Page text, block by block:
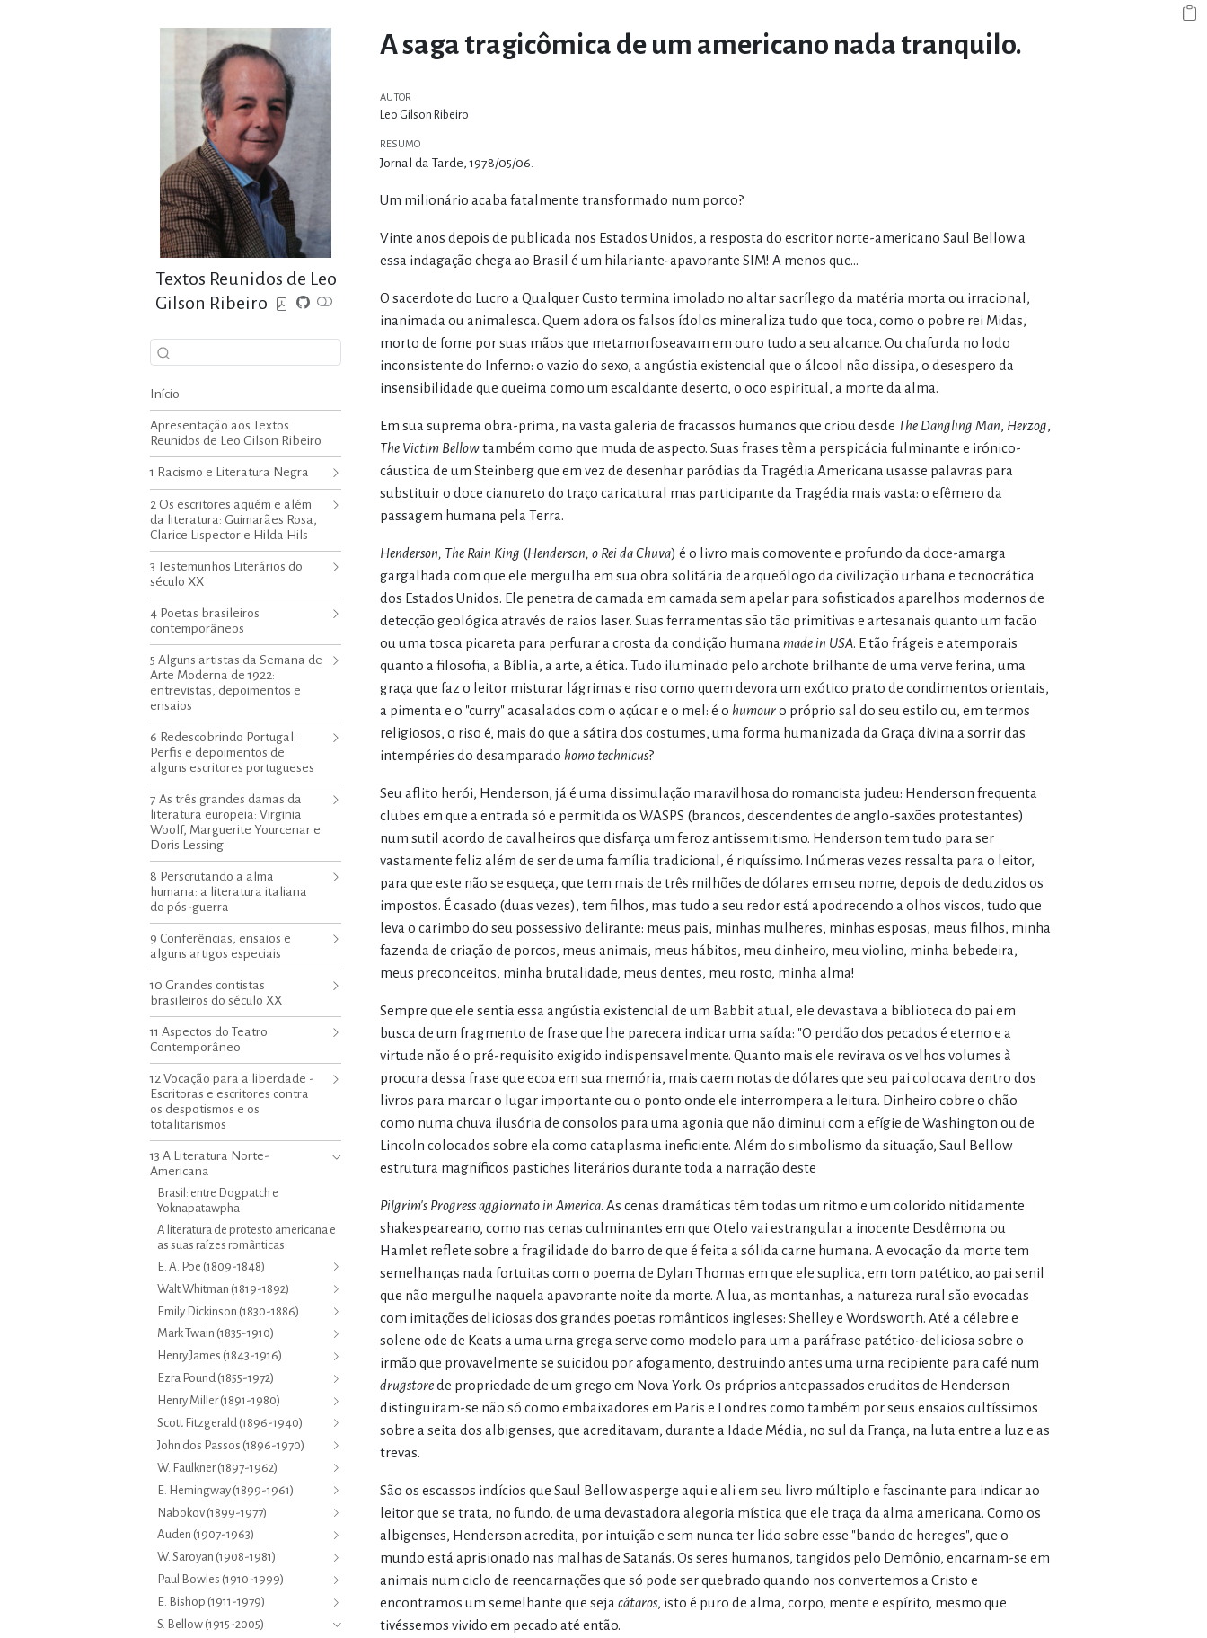
Textos Reunidos de Leo
Gilson Ribeiro
Início
Apresentação aos Textos
Reunidos de Leo Gilson Ribeiro
1 Racismo e Literatura Negra
2 Os escritores aquém e além
da literatura: Guimarães Rosa,
Clarice Lispector e Hilda Hils
3 Testemunhos Literários do
século XX
4 Poetas brasileiros
contemporâneos
5 Alguns artistas da Semana de
Arte Moderna de 1922:
entrevistas, depoimentos e
ensaios
6 Redescobrindo Portugal:
Perfis e depoimentos de
alguns escritores portugueses
7 As três grandes damas da
literatura europeia: Virginia
Woolf, Marguerite Yourcenar e
Doris Lessing
8 Perscrutando a alma
humana: a literatura italiana
do pós-guerra
9 Conferências, ensaios e
alguns artigos especiais
10 Grandes contistas
brasileiros do século XX
11 Aspectos do Teatro
Contemporâneo
12 Vocação para a liberdade -
Escritoras e escritores contra
os despotismos e os
totalitarismos
13 A Literatura Norte-
Americana
Brasil: entre Dogpatch e
Yoknapatawpha
A literatura de protesto americana e
as suas raízes românticas
E. A. Poe (1809-1848)
Walt Whitman (1819-1892)
Emily Dickinson (1830-1886)
Mark Twain (1835-1910)
Henry James (1843-1916)
Ezra Pound (1855-1972)
Henry Miller (1891-1980)
Scott Fitzgerald (1896-1940)
John dos Passos (1896-1970)
W. Faulkner (1897-1962)
E. Hemingway (1899-1961)
Nabokov (1899-1977)
Auden (1907-1963)
W. Saroyan (1908-1981)
Paul Bowles (1910-1999)
E. Bishop (1911-1979)
S. Bellow (1915-2005)
A saga tragicômica de um americano nada tranquilo.
AUTOR
Leo Gilson Ribeiro
RESUMO
Jornal da Tarde, 1978/05/06.
Um milionário acaba fatalmente transformado num porco?
Vinte anos depois de publicada nos Estados Unidos, a resposta do escritor norte-americano Saul Bellow a
essa indagação chega ao Brasil é um hilariante-apavorante SIM! A menos que...
O sacerdote do Lucro a Qualquer Custo termina imolado no altar sacrílego da matéria morta ou irracional,
inanimada ou animalesca. Quem adora os falsos ídolos mineraliza tudo que toca, como o pobre rei Midas,
morto de fome por suas mãos que metamorfoseavam em ouro tudo a seu alcance. Ou chafurda no lodo
inconsistente do Inferno: o vazio do sexo, a angústia existencial que o álcool não dissipa, o desespero da
insensibilidade que queima como um escaldante deserto, o oco espiritual, a morte da alma.
Em sua suprema obra-prima, na vasta galeria de fracassos humanos que criou desde The Dangling Man, Herzog,
The Victim Bellowtambém como que muda de aspecto. Suas frases têm a perspicácia fulminante e irónico-
cáustica de um Steinberg que em vez de desenhar paródias da Tragédia Americana usasse palavras para
substituir o doce cianureto do traço caricatural mas participante da Tragédia mais vasta: o efêmero da
passagem humana pela Terra.
Henderson, The Rain King (Henderson, o Rei da Chuva) é o livro mais comovente e profundo da doce-amarga
gargalhada com que ele mergulha em sua obra solitária de arqueólogo da civilização urbana e tecnocrática
dos Estados Unidos. Ele penetra de camada em camada sem apelar para sofisticados aparelhos modernos de
detecção geológica através de raios laser. Suas ferramentas são tão primitivas e artesanais quanto um facão
ou uma tosca picareta para perfurar a crosta da condição humana made in USA. E tão frágeis e atemporais
quanto a filosofia, a Bíblia, a arte, a ética. Tudo iluminado pelo archote brilhante de uma verve ferina, uma
graça que faz o leitor misturar lágrimas e riso como quem devora um exótico prato de condimentos orientais,
a pimenta e o "curry" acasalados com o açúcar e o mel: é o humouro próprio sal do seu estilo ou, em termos
religiosos, o riso é, mais do que a sátira dos costumes, uma forma humanizada da Graça divina a sorrir das
intempéries do desamparado homo technicus?
Seu aflito herói, Henderson, já é uma dissimulação maravilhosa do romancista judeu: Henderson frequenta
clubes em que a entrada só e permitida os WASPS (brancos, descendentes de anglo-saxões protestantes)
num sutil acordo de cavalheiros que disfarça um feroz antissemitismo. Henderson tem tudo para ser
vastamente feliz além de ser de uma família tradicional, é riquíssimo. Inúmeras vezes ressalta para o leitor,
para que este não se esqueça, que tem mais de três milhões de dólares em seu nome, depois de deduzidos os
impostos. É casado (duas vezes), tem filhos, mas tudo a seu redor está apodrecendo a olhos viscos, tudo que
leva o carimbo do seu possessivo delirante: meus pais, minhas mulheres, minhas esposas, meus filhos, minha
fazenda de criação de porcos, meus animais, meus hábitos, meu dinheiro, meu violino, minha bebedeira,
meus preconceitos, minha brutalidade, meus dentes, meu rosto, minha alma!
Sempre que ele sentia essa angústia existencial de um Babbit atual, ele devastava a biblioteca do pai em
busca de um fragmento de frase que lhe parecera indicar uma saída: "O perdão dos pecados é eterno e a
virtude não é o pré-requisito exigido indispensavelmente. Quanto mais ele revirava os velhos volumes à
procura dessa frase que ecoa em sua memória, mais caem notas de dólares que seu pai colocava dentro dos
livros para marcar o lugar importante ou o ponto onde ele interrompera a leitura. Dinheiro cobre o chão
como numa chuva ilusória de consolos para uma agonia que não diminui com a efígie de Washington ou de
Lincoln colocados sobre ela como cataplasma ineficiente. Além do simbolismo da situação, Saul Bellow
estrutura magníficos pastiches literários durante toda a narração deste
Pilgrim's Progress aggiornato in America. As cenas dramáticas têm todas um ritmo e um colorido nitidamente
shakespeareano, como nas cenas culminantes em que Otelo vai estrangular a inocente Desdêmona ou
Hamlet reflete sobre a fragilidade do barro de que é feita a sólida carne humana. A evocação da morte tem
semelhanças nada fortuitas com o poema de Dylan Thomas em que ele suplica, em tom patético, ao pai senil
que não mergulhe naquela apavorante noite da morte. A lua, as montanhas, a natureza rural são evocadas
com imitações deliciosas dos grandes poetas românticos ingleses: Shelley e Wordsworth. Até a célebre e
solene ode de Keats a uma urna grega serve como modelo para um a paráfrase patético-deliciosa sobre o
irmão que provavelmente se suicidou por afogamento, destruindo antes uma urna recipiente para café num
drugstorede propriedade de um grego em Nova York. Os próprios antepassados eruditos de Henderson
distinguiram-se não só como embaixadores em Paris e Londres como também por seus ensaios cultíssimos
sobre a seita dos albigenses, que acreditavam, durante a Idade Média, no sul da França, na luta entre a luz e as
trevas.
São os escassos indícios que Saul Bellow asperge aqui e ali em seu livro múltiplo e fascinante para indicar ao
leitor que se trata, no fundo, de uma devastadora alegoria mística que ele traça da alma americana. Como os
albigenses, Henderson acredita, por intuição e sem nunca ter lido sobre esse "bando de hereges", que o
mundo está aprisionado nas malhas de Satanás. Os seres humanos, tangidos pelo Demônio, encarnam-se em
animais num ciclo de reencarnações que só pode ser quebrado quando nos convertemos a Cristo e
encontramos um semelhante que seja cátaros, isto é puro de alma, corpo, mente e espírito, mesmo que
tivéssemos vivido em pecado até então.